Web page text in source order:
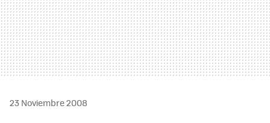
23 Noviembre 2008